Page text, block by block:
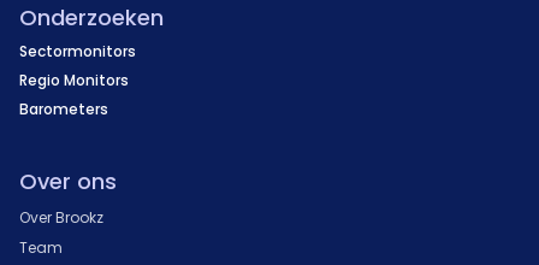
Onderzoeken
Sectormonitors
Regio Monitors
Barometers
Over ons
Over Brookz
Team